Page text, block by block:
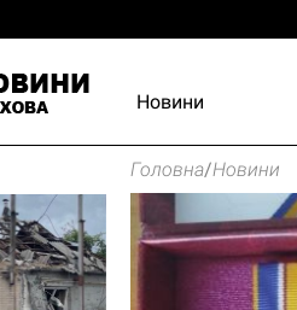
Новини
Головна/Новини